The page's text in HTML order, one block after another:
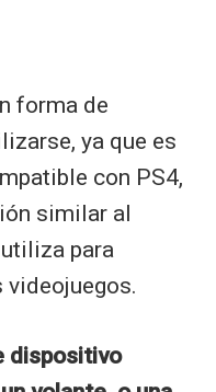
forma de
ya que es
con PS4,
similar al
para
dispositivo